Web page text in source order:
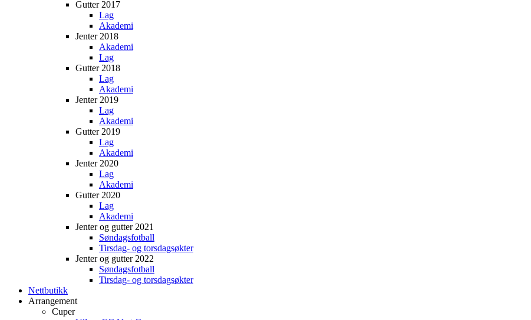
Gutter 2017
Lag
Akademi
Jenter 2018
Akademi
Lag
Gutter 2018
Lag
Akademi
Jenter 2019
Lag
Akademi
Gutter 2019
Lag
Akademi
Jenter 2020
Lag
Akademi
Gutter 2020
Lag
Akademi
Jenter og gutter 2021
Søndagsfotball
Tirsdag- og torsdagsøkter
Jenter og gutter 2022
Søndagsfotball
Tirsdag- og torsdagsøkter
Nettbutikk
Arrangement
Cuper